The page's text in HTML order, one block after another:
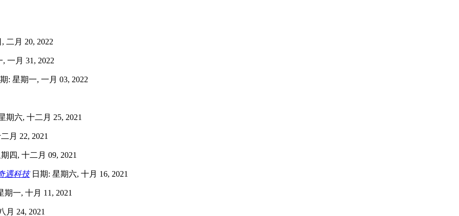
二月 20, 2022
一月 31, 2022
: 星期一, 一月 03, 2022
期六, 十二月 25, 2021
月 22, 2021
四, 十二月 09, 2021
遇科技日期: 星期六, 十月 16, 2021
一, 十月 11, 2021
月 24, 2021